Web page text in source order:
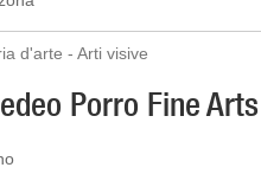
d'arte - Arti visive
Porro Fine Arts